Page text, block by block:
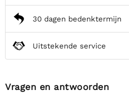
30 dagen bedenktermijn
Uitstekende service
Vragen en antwoorden